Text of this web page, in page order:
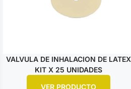
VALVULA DE INHALACION DE LATEX
KIT X 25 UNIDADES
VER PRODUCTO